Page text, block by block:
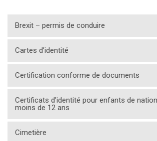
Brexit – permis de conduire
Cartes d’identité
Certification conforme de documents
Certificats d’identité pour enfants de
moins de 12 ans
Cimetière